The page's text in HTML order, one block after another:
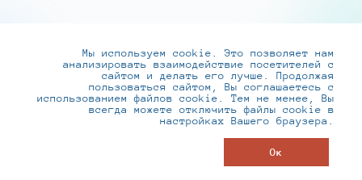
+7 (495) 737-6192, 8-800-250-0-260
practice@infotecs.ru,hr@infotecs.ru
127273, г. Москва, Отрадная ул., 2Б строение 1
Мы используем cookie. Это позволяет нам
анализировать взаимодействие посетителей с
сайтом и делать его лучше. Продолжая
пользоваться сайтом, Вы соглашаетесь с
использованием файлов cookie. Тем не менее, Вы
всегда можете отключить файлы cookie в
настройках Вашего браузера.
Ок